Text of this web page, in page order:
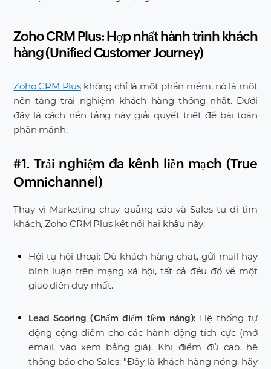
Zoho CRM Plus: Hợp nhất hành trình khách
hàng (Unified Customer Journey)
Zoho CRM Pluskhông chỉ là một phần mềm, nó là một
nền tảng trải nghiệm khách hàng thống nhất. Dưới
đây là cách nền tảng này giải quyết triệt để bài toán
phân mảnh:
#1. Trải nghiệm đa kênh liền mạch (True
Omnichannel)
Thay vì Marketing chạy quảng cáo và Sales tự đi tìm
khách, Zoho CRM Plus kết nối hai khâu này:
Hội tụ hội thoại: Dù khách hàng chat, gửi mail hay
bình luận trên mạng xã hội, tất cả đều đổ về một
giao diện duy nhất.
Lead Scoring (Chấm điểm tiềm năng): Hệ thống tự
động cộng điểm cho các hành động tích cực (mở
email, vào xem bảng giá). Khi điểm đủ cao, hệ
thống báo cho Sales: "Đây là khách hàng nóng, hãy